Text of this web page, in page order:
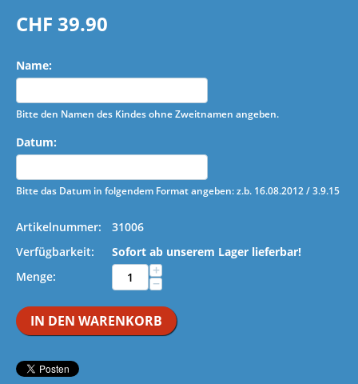
CHF 39.90
Name:
Bitte den Namen des Kindes ohne Zweitnamen angeben.
Datum:
Bitte das Datum in folgendem Format angeben: z.b. 16.08.2012 / 3.9.15
Artikelnummer:
31006
Verfügbarkeit:
Sofort ab unserem Lager lieferbar!
Menge:
+
−
IN DEN WARENKORB